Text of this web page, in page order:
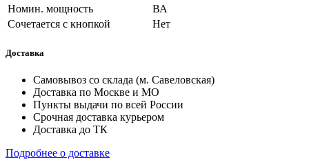
Номин. мощность
ВА
Сочетается с кнопкой
Нет
Доставка
Самовывоз со склада (м. Савеловская)
Доставка по Москве и МО
Пункты выдачи по всей России
Срочная доставка курьером
Доставка до ТК
Подробнее о доставке